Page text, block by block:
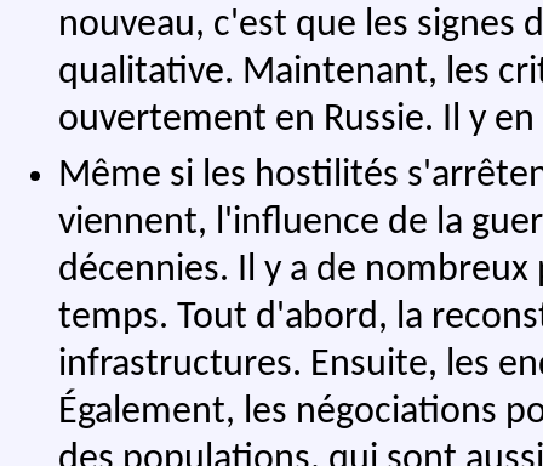
nouveau, c'est que les signes
qualitative. Maintenant, les
ouvertement en Russie. Il y
Même si les hostilités
viennent, l'influence de la
décennies. Il y a de
temps. Tout d'abord, la
infrastructures. Ensuite, les
Également, les négociations